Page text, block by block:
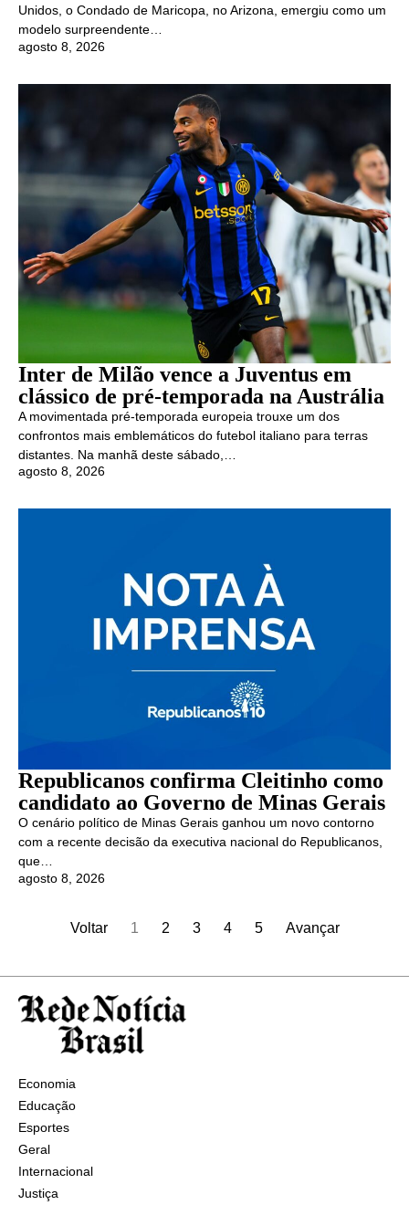
Unidos, o Condado de Maricopa, no Arizona, emergiu como um
modelo surpreendente…
agosto 8, 2026
Inter de Milão vence a Juventus em
clássico de pré-temporada na Austrália
A movimentada pré-temporada europeia trouxe um dos
confrontos mais emblemáticos do futebol italiano para terras
distantes. Na manhã deste sábado,…
agosto 8, 2026
Republicanos confirma Cleitinho como
candidato ao Governo de Minas Gerais
O cenário político de Minas Gerais ganhou um novo contorno
com a recente decisão da executiva nacional do Republicanos,
que…
agosto 8, 2026
Voltar 1 2 3 4 5 Avançar
Economia
Educação
Esportes
Geral
Internacional
Justiça